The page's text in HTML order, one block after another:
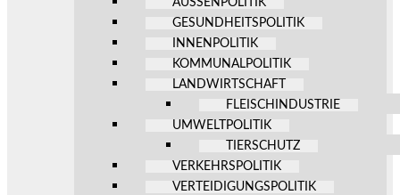
GESUNDHEITSPOLITIK
INNENPOLITIK
KOMMUNALPOLITIK
LANDWIRTSCHAFT
FLEISCHINDUSTRIE
UMWELTPOLITIK
TIERSCHUTZ
VERKEHRSPOLITIK
VERTEIDIGUNGSPOLITIK